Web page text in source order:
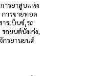
ารยาสูบแห่ง
ารขายทอด
รเบ็นซ์,รถ
ถยนต์นั่งเก๋ง,
กรยานยนต์